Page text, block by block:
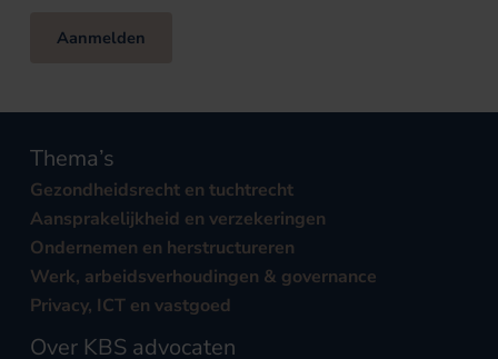
Aanmelden
Thema’s
Gezondheidsrecht en tuchtrecht
Aansprakelijkheid en verzekeringen
Ondernemen en herstructureren
Werk, arbeidsverhoudingen & governance
Privacy, ICT en vastgoed
Over KBS advocaten